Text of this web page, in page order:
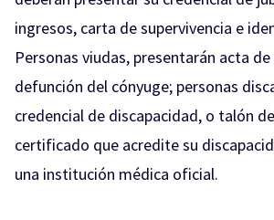
ingresos, carta de supervivencia e
Personas viudas, presentarán acta
defunción del cónyuge; personas
credencial de discapacidad, o talón
certificado que acredite su
una institución médica oficial.